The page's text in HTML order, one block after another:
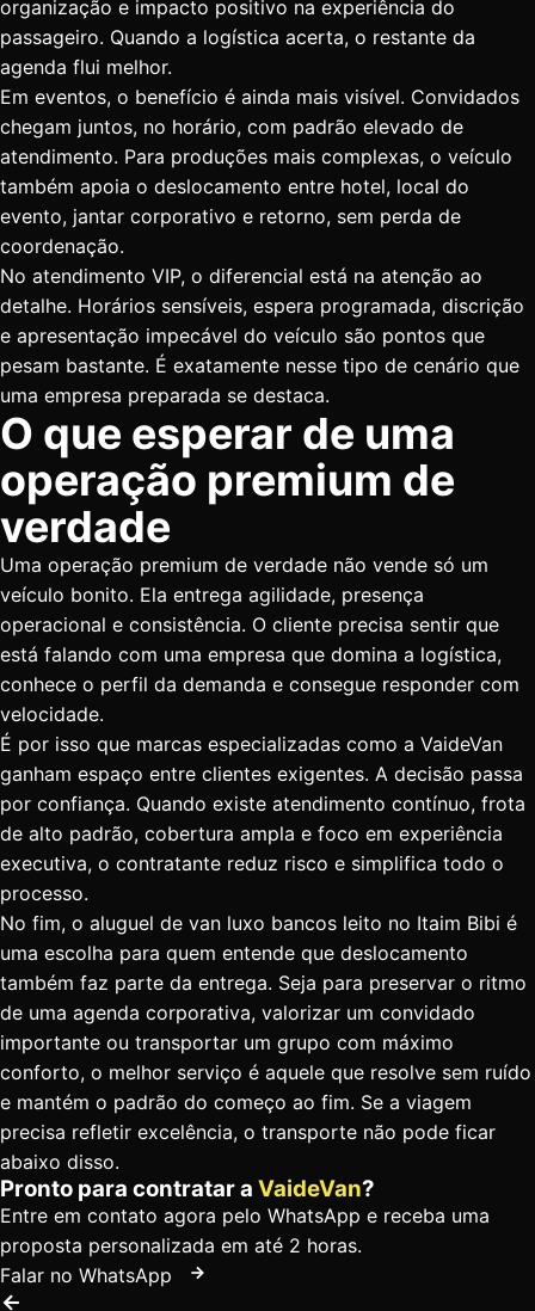
organização e impacto positivo na experiência do
passageiro. Quando a logística acerta, o restante da
agenda flui melhor.
Em eventos, o benefício é ainda mais visível. Convidados
chegam juntos, no horário, com padrão elevado de
atendimento. Para produções mais complexas, o veículo
também apoia o deslocamento entre hotel, local do
evento, jantar corporativo e retorno, sem perda de
coordenação.
No atendimento VIP, o diferencial está na atenção ao
detalhe. Horários sensíveis, espera programada, discrição
e apresentação impecável do veículo são pontos que
pesam bastante. É exatamente nesse tipo de cenário que
uma empresa preparada se destaca.
O que esperar de uma
operação premium de
verdade
Uma operação premium de verdade não vende só um
veículo bonito. Ela entrega agilidade, presença
operacional e consistência. O cliente precisa sentir que
está falando com uma empresa que domina a logística,
conhece o perfil da demanda e consegue responder com
velocidade.
É por isso que marcas especializadas como a VaideVan
ganham espaço entre clientes exigentes. A decisão passa
por confiança. Quando existe atendimento contínuo, frota
de alto padrão, cobertura ampla e foco em experiência
executiva, o contratante reduz risco e simplifica todo o
processo.
No fim, o aluguel de van luxo bancos leito no Itaim Bibi é
uma escolha para quem entende que deslocamento
também faz parte da entrega. Seja para preservar o ritmo
de uma agenda corporativa, valorizar um convidado
importante ou transportar um grupo com máximo
conforto, o melhor serviço é aquele que resolve sem ruído
e mantém o padrão do começo ao fim. Se a viagem
precisa refletir excelência, o transporte não pode ficar
abaixo disso.
Pronto para contratar a VaideVan?
Entre em contato agora pelo WhatsApp e receba uma
proposta personalizada em até 2 horas.
Falar no WhatsApp